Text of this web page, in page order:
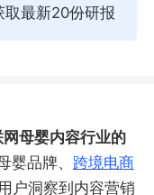
取最新20份研报
母婴内容行业的
婴品牌、 跨境电商
户洞察到内容营销